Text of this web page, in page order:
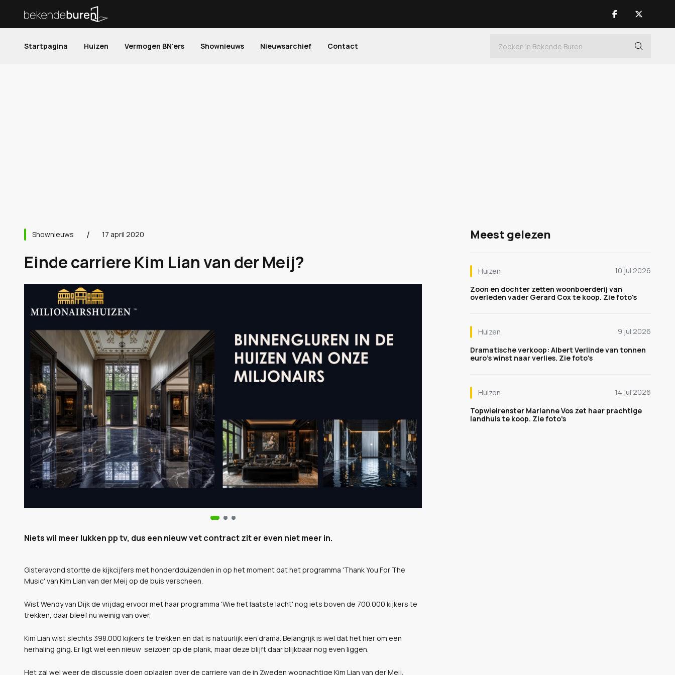
Startpagina Huizen Vermogen BN'ers Shownieuws Nieuwsarchief Contact
Shownieuws 17 april 2020
Einde carriere Kim Lian van der Meij?
Niets wil meer lukken pp tv, dus een nieuw vet contract zit er even niet meer in.
Gisteravond stortte de kijkcijfers met honderdduizenden in op het moment dat het programma 'Thank You For The
Music' van Kim Lian van der Meij op de buis verscheen.
Wist Wendy van Dijk de vrijdag ervoor met haar programma 'Wie het laatste lacht' nog iets boven de 700.000 kijkers te
trekken, daar bleef nu weinig van over.
Kim Lian wist slechts 398.000 kijkers te trekken en dat is natuurlijk een drama. Belangrijk is wel dat het hier om een
herhaling ging. Er ligt wel een nieuw seizoen op de plank, maar deze blijft daar blijkbaar nog even liggen.
Het zal wel weer de discussie doen oplaaien over de carriere van de in Zweden woonachtige Kim Lian van der Meij.
Meest gelezen
Huizen
10 jul 2026
Zoon en dochter zetten woonboerderij van
overleden vader Gerard Cox te koop. Zie foto's
Huizen
9 jul 2026
Dramatische verkoop: Albert Verlinde van tonnen
euro's winst naar verlies. Zie foto's
Huizen
14 jul 2026
Topwielrenster Marianne Vos zet haar prachtige
landhuis te koop. Zie foto's